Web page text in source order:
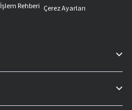
İşlem Rehberi Çerez Ayarları